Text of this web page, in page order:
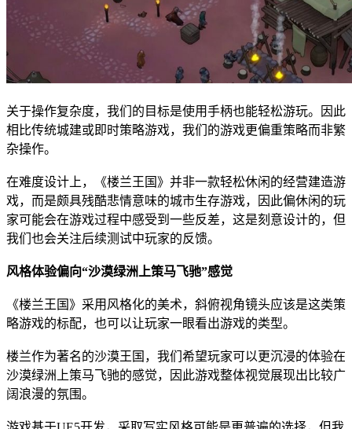
关于操作复杂度，我们的目标是使用手柄也能轻松游玩。因此
相比传统城建或即时策略游戏，我们的游戏更偏重策略而非繁
杂操作。
在难度设计上，《楼兰王国》并非一款轻松休闲的经营建造游
戏，而是颇具残酷悲情意味的城市生存游戏，因此偏休闲的玩
家可能会在游戏过程中感受到一些反差，这是刻意设计的，但
我们也会关注后续测试中玩家的反馈。
风格体验偏向“沙漠绿洲上策马飞驰”感觉
《楼兰王国》采用风格化的美术，斜俯视角镜头应该是这类策
略游戏的标配，也可以让玩家一眼看出游戏的类型。
楼兰作为著名的沙漠王国，我们希望玩家可以更沉浸的体验在
沙漠绿洲上策马飞驰的感觉，因此游戏整体视觉展现出比较广
阔浪漫的氛围。